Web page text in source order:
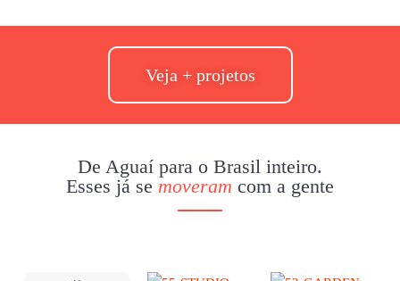
Veja + projetos
De Aguaí para o Brasil inteiro.
Esses já se moveram com a gente